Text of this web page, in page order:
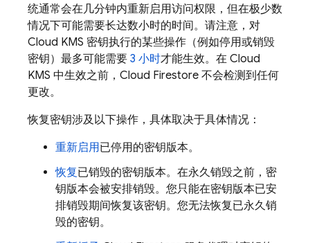
统通常会在几分钟内重新启用访问权限，但在极少数
情况下可能需要长达数小时的时间。请注意，对
Cloud KMS 密钥执行的某些操作（例如停用或销毁
密钥）最多可能需要 3 小时才能生效。在 Cloud
KMS 中生效之前， Cloud Firestore 不会检测到任何
更改。
恢复密钥涉及以下操作，具体取决于具体情况：
重新启用已停用的密钥版本。
恢复已销毁的密钥版本。在永久销毁之前，密
钥版本会被安排销毁。您只能在密钥版本已安
排销毁期间恢复该密钥。您无法恢复已永久销
毁的密钥。